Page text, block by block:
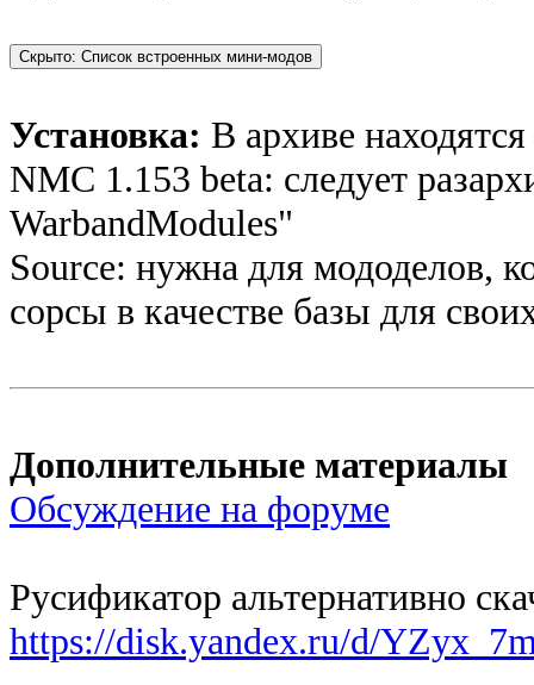
Установка: В архиве
NMC 1.153 beta: следует
WarbandModules"
Source: нужна для мододелов,
сорсы в качестве базы для
Дополнительные материалы
Обсуждение на форуме
Русификатор альтернативно
https://disk.yandex.ru/d/